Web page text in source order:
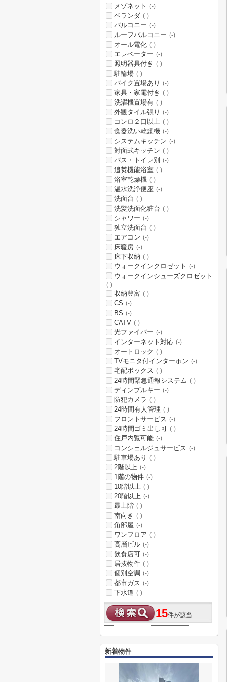
メゾネット (-)
ベランダ (-)
バルコニー (-)
ルーフバルコニー (-)
オール電化 (-)
エレベーター (-)
照明器具付き (-)
駐輪場 (-)
バイク置場あり (-)
家具・家電付き (-)
洗濯機置場有 (-)
外観タイル張り (-)
コンロ２口以上 (-)
食器洗い乾燥機 (-)
システムキッチン (-)
対面式キッチン (-)
バス・トイレ別 (-)
追焚機能浴室 (-)
浴室乾燥機 (-)
温水洗浄便座 (-)
洗面台 (-)
洗髪洗面化粧台 (-)
シャワー (-)
独立洗面台 (-)
エアコン (-)
床暖房 (-)
床下収納 (-)
ウォークインクロゼット (-)
ウォークインシューズクロゼット
(-)
収納豊富 (-)
CS (-)
BS (-)
CATV (-)
光ファイバー (-)
インターネット対応 (-)
オートロック (-)
TVモニタ付インターホン (-)
宅配ボックス (-)
24時間緊急通報システム (-)
ディンプルキー (-)
防犯カメラ (-)
24時間有人管理 (-)
フロントサービス (-)
24時間ゴミ出し可 (-)
住戸内覧可能 (-)
コンシェルジュサービス (-)
駐車場あり (-)
2階以上 (-)
1階の物件 (-)
10階以上 (-)
20階以上 (-)
最上階 (-)
南向き (-)
角部屋 (-)
ワンフロア (-)
高層ビル (-)
飲食店可 (-)
居抜物件 (-)
個別空調 (-)
都市ガス (-)
下水道 (-)
15件が該当
新着物件